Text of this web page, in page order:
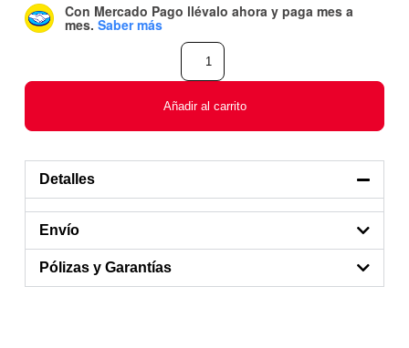
Con Mercado Pago llévalo ahora y paga mes a
mes. Saber más
Añadir al carrito
Detalles
Envío
Pólizas y Garantías